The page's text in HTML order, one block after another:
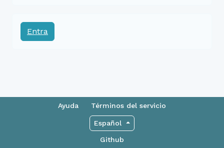
Entra
Ayuda Términos del servicio
Español
Github